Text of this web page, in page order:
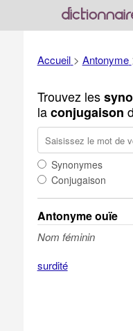
Accueil > Antonyme
Trouvez les
laconjugaison
Synonymes
Conjugaison
Antonyme ouïe
Nom féminin
surdité